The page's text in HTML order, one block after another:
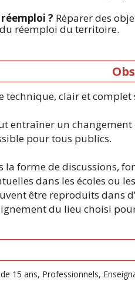
? Réparer des
réemploi du territoire.
technique, clair et
entraîner un
pour tous publics.
la forme de discussions,
dans les écoles ou
être reproduits dans
du lieu choisi
15 ans, Professionnels,